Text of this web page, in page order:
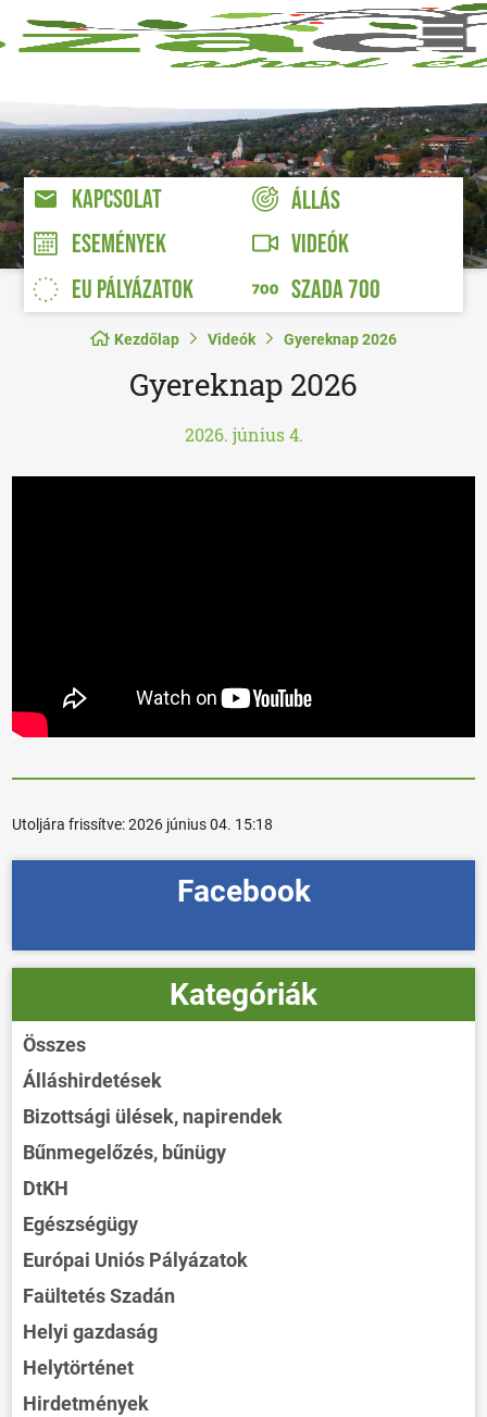
KAPCSOLAT
ÁLLÁS
ESEMÉNYEK
VIDEÓK
EU PÁLYÁZATOK
SZADA 700
Kezdőlap Videók Gyereknap 2026
Gyereknap 2026
2026. június 4.
Utoljára frissítve:2026 június 04. 15:18
Facebook
Kategóriák
Összes
Álláshirdetések
Bizottsági ülések, napirendek
Bűnmegelőzés, bűnügy
DtKH
Egészségügy
Európai Uniós Pályázatok
Faültetés Szadán
Helyi gazdaság
Helytörténet
Hirdetmények